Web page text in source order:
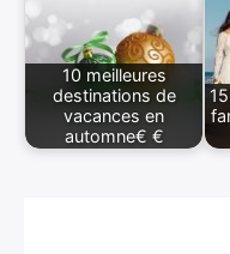
10 meilleures
destinations de
vacances en
automne€ €